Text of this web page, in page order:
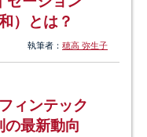
）とは？
執筆者： 穂高 弥生子
ィンテック
の最新動向